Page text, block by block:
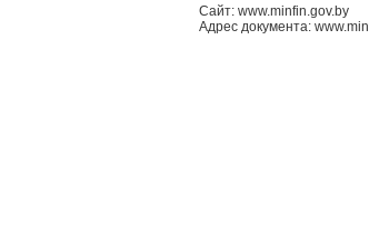
Сайт: www.minfin.gov.by
Адрес документа: